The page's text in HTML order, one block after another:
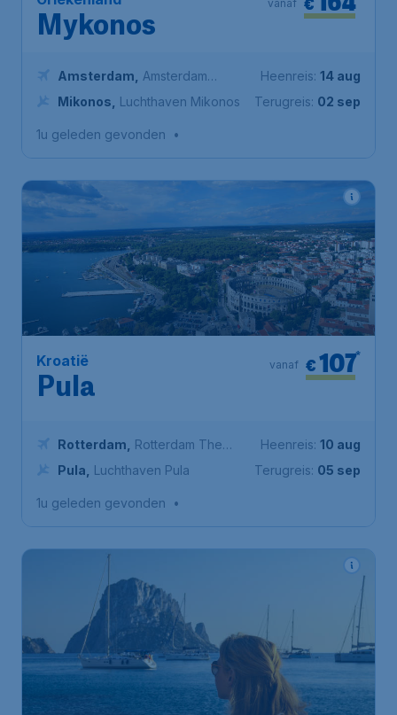
Mykonos
vanaf
Amsterdam
Amsterdam
Airport Schiphol
Mikonos Luchthaven Mikonos
Heenreis: 14 aug
Terugreis: 02 sep
1u geleden gevonden •
Kroatië
Pula
€107*
vanaf
Rotterdam
Rotterdam The
Hague Airport
Pula Luchthaven Pula
Heenreis: 10 aug
Terugreis: 05 sep
1u geleden gevonden •